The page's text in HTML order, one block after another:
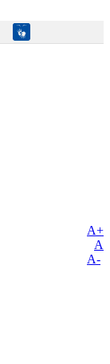
A+
A
A-